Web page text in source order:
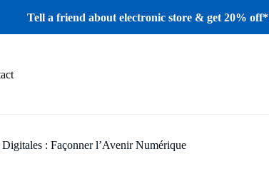
Tell a friend about electronic store & get 20% off*
: Façonner l’Avenir Numérique